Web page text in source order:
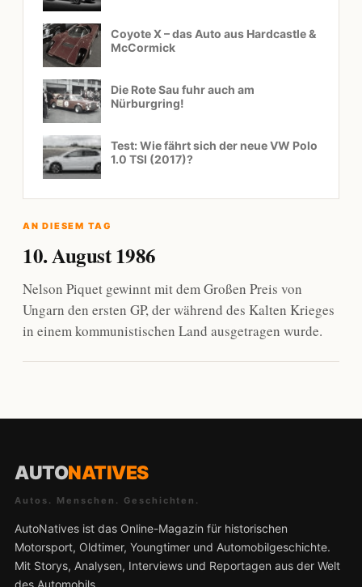
Coyote X – das Auto aus Hardcastle &
McCormick
Die Rote Sau fuhr auch am
Nürburgring!
Test: Wie fährt sich der neue VW Polo
1.0 TSI (2017)?
AN DIESEM TAG
10. August 1986
Nelson Piquet gewinnt mit dem Großen Preis von
Ungarn den ersten GP, der während des Kalten Krieges
in einem kommunistischen Land ausgetragen wurde.
AUTONATIVES
Autos. Menschen. Geschichten.
AutoNatives ist das Online-Magazin für historischen
Motorsport, Oldtimer, Youngtimer und Automobilgeschichte.
Mit Storys, Analysen, Interviews und Reportagen aus der Welt
des Automobils.